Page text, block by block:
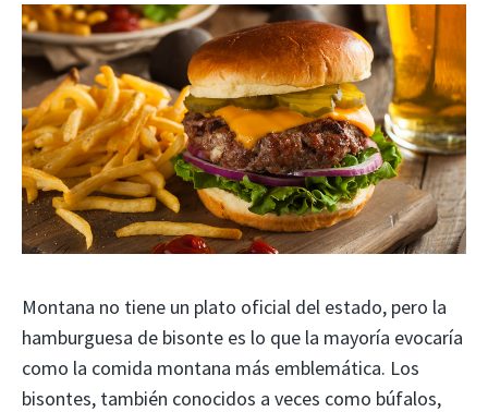
Montana no tiene un plato oficial del estado, pero la
hamburguesa de bisonte es lo que la mayoría evocaría
como la comida montana más emblemática. Los
bisontes, también conocidos a veces como búfalos,